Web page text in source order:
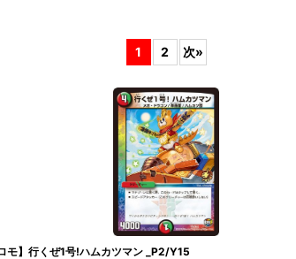
絞り込む
1 2 次»
ロモ】行くぜ1号!ハムカツマン _P2/Y15